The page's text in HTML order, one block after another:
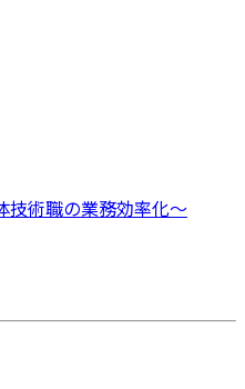
技術職の業務効率化～